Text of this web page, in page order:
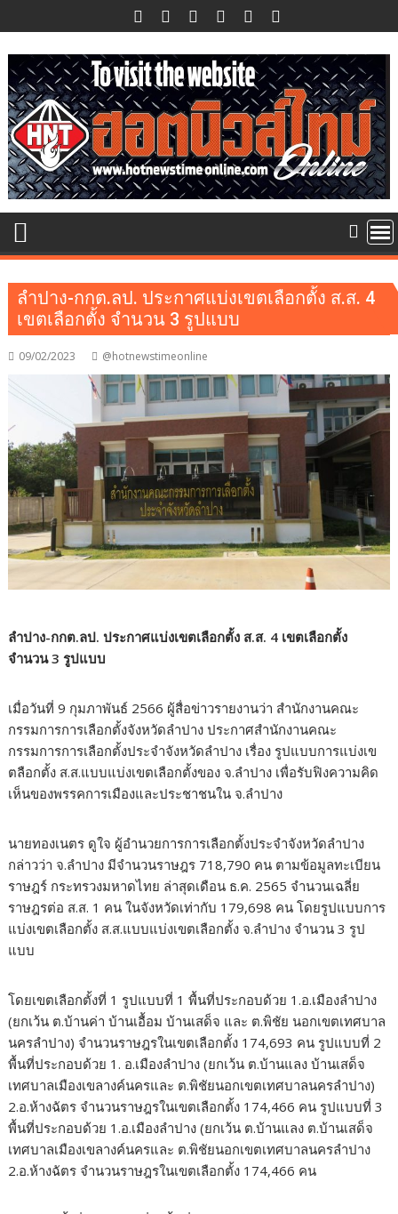
to
content
ลำปาง-กกต.ลป. ประกาศแบ่งเขตเลือกตั้ง ส.ส. 4
เขตเลือกตั้ง จำนวน 3 รูปแบบ
09/02/2023 @hotnewstimeonline
ลำปาง-กกต.ลป. ประกาศแบ่งเขตเลือกตั้ง ส.ส. 4 เขตเลือกตั้ง
จำนวน 3 รูปแบบ
เมื่อวันที่ 9 กุมภาพันธ์​ 2566 ผู้สื่อข่าวรายงานว่า สำนัก​งานคณะ
กรรมการการเลือกตั้งจังหวัดลำปาง ประกาศสำนักงานคณะ
กรรมการการเลือกตั้งประจำจังหวัดลำปาง เรื่อง รูปแบบการแบ่งเข
ตลือกตั้ง ส.ส.แบบแบ่งเขตเลือกตั้งของ จ.ลำปาง เพื่อรับฟิงความคิด
เห็นของพรรคการเมืองและประชาชนใน จ.ลำปาง
นายทองเนตร ดูใจ ผู้อำนวยการการเลือกตั้งประจำจังหวัดลำปาง
กล่าวว่า จ.ลำปาง มีจำนวนราษฎร 718,790 คน ตามข้อมูลทะเบียน
ราษฎร์ กระทรวงมหาดไทย ล่าสุดเดือน ธ.ค. 2565 จำนวนเฉลี่ย
ราษฎรต่อ ส.ส. 1 คน ในจังหวัดเท่ากับ 179,698 คน โดยรูปแบบการ
แบ่งเขตเลือกตั้ง ส.ส.แบบแบ่งเขตเลือกตั้ง จ.ลำปาง จำนวน 3 รูป
แบบ
โดยเขตเลือกตั้งที่ 1 รูปแบบที่ 1 พื้นที่ประกอบด้วย 1.อ.เมืองลำปาง
(ยกเว้น ต.บ้านค่า บ้านเอื้อม บ้านเสด็จ และ ต.พิชัย นอกเขตเทศบาล
นครลำปาง) จำนวนราษฎรในเขตเลือกตั้ง 174,693 คน รูปแบบที่ 2
พื้นที่ประกอบด้วย 1. อ.เมืองลำปาง (ยกเว้น ต.บ้านแลง บ้านเสด็จ
เทศบาลเมืองเขลางค์นครและ ต.พิชัยนอกเขตเทศบาลนครลำปาง)
2.อ.ห้างฉัตร จำนวนราษฎรในเขตเลือกตั้ง 174,466 คน รูปแบบที่ 3
พื้นที่ประกอบด้วย 1.อ.เมืองลำปาง (ยกเว้น ต.บ้านแลง ต.บ้านเสด็จ
เทศบาลเมืองเขลางค์นครและ ต.พิชัยนอกเขตเทศบาลนครลำปาง
2.อ.ห้างฉัตร จำนวนราษฎรในเขตเลือกตั้ง 174,466 คน